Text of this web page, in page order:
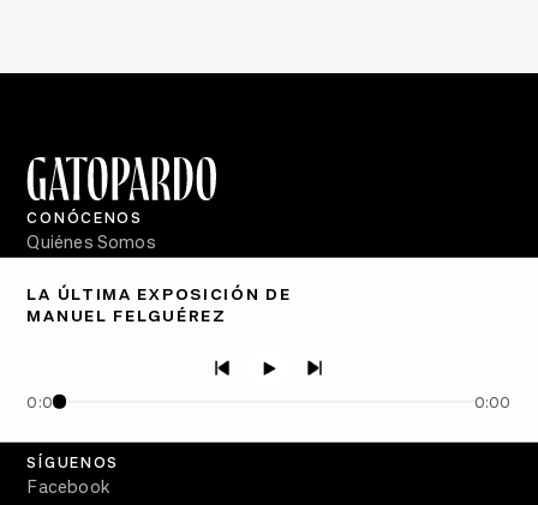
LA ÚLTIMA EXPOSICIÓN DE
MANUEL FELGUÉREZ
0:00 0:00
CONÓCENOS
Quiénes Somos
PÓDCASTS
Crecer en Distopía
SÍGUENOS
Facebook